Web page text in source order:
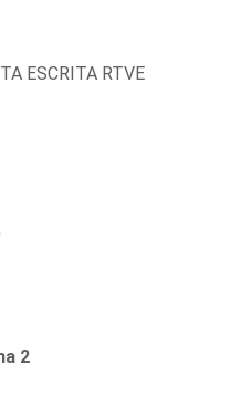
ESCRITA RTVE
2